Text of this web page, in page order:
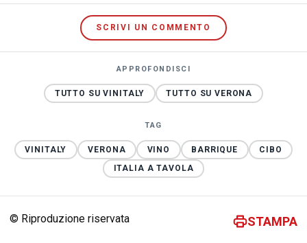
SCRIVI UN COMMENTO
APPROFONDISCI
TUTTO SU VINITALY TUTTO SU VERONA
TAG
VINITALY VERONA VINO BARRIQUE
CIBO
ITALIA A TAVOLA
© Riproduzione riservata STAMPA